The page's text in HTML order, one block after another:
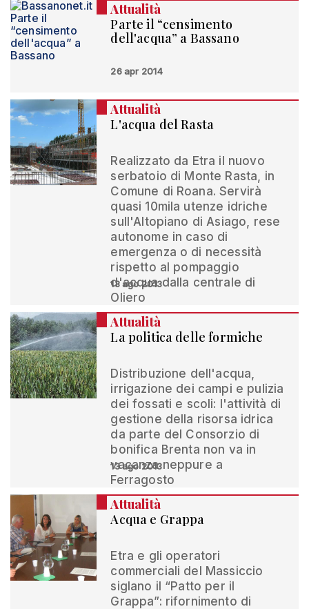
Attualità
Parte il “censimento
dell'acqua” a Bassano
26 apr 2014
Attualità
L'acqua del Rasta
Realizzato da Etra il nuovo
serbatoio di Monte Rasta, in
Comune di Roana. Servirà
quasi 10mila utenze idriche
sull'Altopiano di Asiago, rese
autonome in caso di
emergenza o di necessità
rispetto al pompaggio
d'acqua dalla centrale di
Oliero
13 ago 2013
Attualità
La politica delle formiche
Distribuzione dell'acqua,
irrigazione dei campi e pulizia
dei fossati e scoli: l'attività di
gestione della risorsa idrica
da parte del Consorzio di
bonifica Brenta non va in
vacanza neppure a
Ferragosto
13 ago 2013
Attualità
Acqua e Grappa
Etra e gli operatori
commerciali del Massiccio
siglano il “Patto per il
Grappa”: rifornimento di